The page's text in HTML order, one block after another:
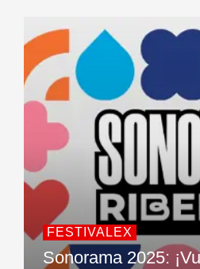
FESTIVALEX
Sonorama 2025: